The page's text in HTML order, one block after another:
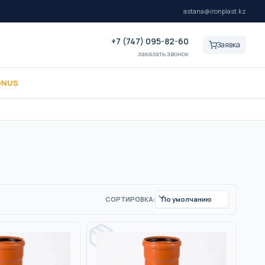
astana@ironplast.kz
+7 (747) 095-82-60
заказать звонок
Заявка
СОРТИРОВКА: